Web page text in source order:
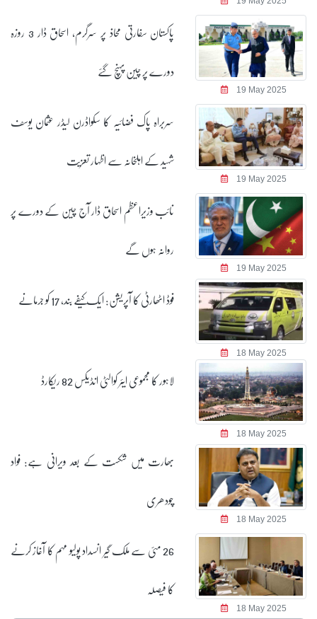
19 May 2025
پاکستان سفارتی محاذ پر سرگرم، اسحاق ڈار 3 روزہ
دورے پر چین پہنچ گئے
19 May 2025
سربراہ پاک فضائیہ کا سکواڈرن لیڈر عثمان یوسف
شہید کے اہلخانہ سے اظہار تعزیت
19 May 2025
نائب وزیراعظم اسحاق ڈار آج چین کے دورے پر
روانہ ہوں گے
18 May 2025
فوڈ اٹھارٹی کا آپریشن: ایک کیفے بند، 17 کو جرمانے
18 May 2025
لاہور کا مجموعی ایئر کوالٹی انڈیکس 82 ریکارڈ
18 May 2025
بھارت میں شکست کے بعد ویرانی ہے: فواد
چودھری
18 May 2025
26 مئی سے ملک گیر انسداد پولیو مہم کا آغاز کرنے
کا فیصلہ